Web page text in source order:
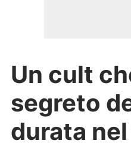
Un cult
segreto
durata